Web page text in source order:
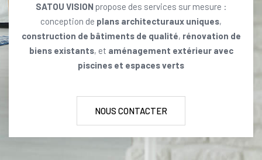
SATOU VISION propose des services sur mesure :
conception de plans architecturaux uniques,
construction de bâtiments de qualité, rénovation de
biens existants, et aménagement extérieur avec
piscines et espaces verts
NOUS CONTACTER